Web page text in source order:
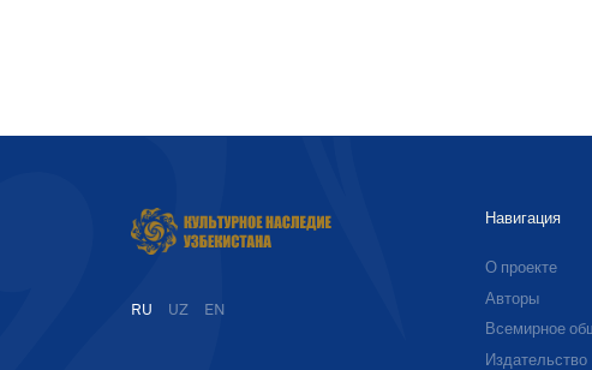
RU UZ EN
Навигация
О проекте
Авторы
Всемирное
Издательство